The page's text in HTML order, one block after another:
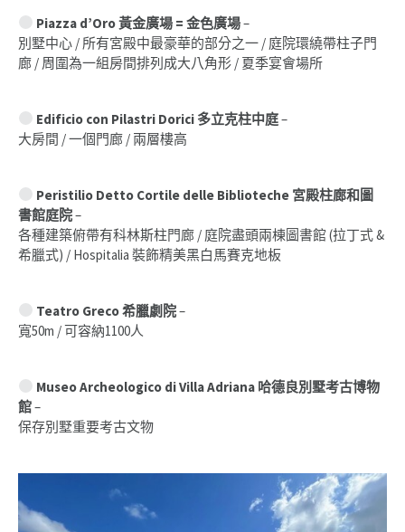
Piazza d’Oro 黃金廣場 = 金色廣場–
別墅中心 / 所有宮殿中最豪華的部分之一 / 庭院環繞帶柱子門
廊 / 周圍為一組房間排列成大八角形 / 夏季宴會場所
Edificio con Pilastri Dorici 多立克柱中庭–
大房間 / 一個門廊 / 兩層樓高
Peristilio Detto Cortile delle Biblioteche 宮殿柱廊和圖
書館庭院–
各種建築俯帶有科林斯柱門廊 / 庭院盡頭兩棟圖書館 (拉丁式 &
希臘式) / Hospitalia 裝飾精美黑白馬賽克地板
Teatro Greco 希臘劇院–
寬50m / 可容納1100人
Museo Archeologico di Villa Adriana 哈德良別墅考古博物
館–
保存別墅重要考古文物